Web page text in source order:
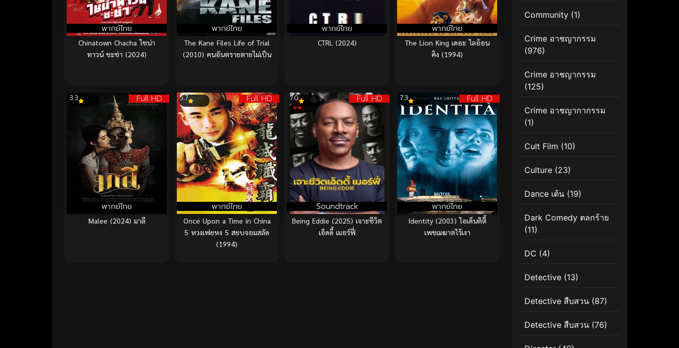
พากย์ไทย
Chinatown Chacha ไชน่า
ทาวน์ ชะช่า (2024)
พากย์ไทย
The Kane Files Life of Trial
(2010) คนอันตรายตายไม่เป็น
พากย์ไทย
CTRL (2024)
พากย์ไทย
The Lion King เดอะ ไลอ้อน
คิง (1994)
Full HD
พากย์ไทย
3.3
Malee (2024) มาลี
Full HD
พากย์ไทย
5.7
Once Upon a Time in China
5 หวงเฟยหง 5 สยบจอมสลัด
(1994)
Full HD
Soundtrack
7.0
Being Eddie (2025) เจาะชีวิต
เอ็ดดี้ เมอร์ฟี่
Full HD
พากย์ไทย
7.3
Identity (2003) ไอเด็นติตี้
เพชฌฆาตไร้เงา
Community (1)
Crime อาชญากรรม
(976)
Crime อาชญากรรม
(125)
Crime อาชญากากรรม
(1)
Cult Film (10)
Culture (23)
Dance เต้น (19)
Dark Comedy ตลกร้าย
(11)
DC (4)
Detective (13)
Detective สืบสวน (87)
Detective สืบสวน (76)